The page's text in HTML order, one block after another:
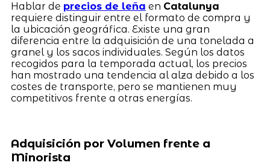
Hablar de precios de leña en Catalunya
requiere distinguir entre el formato de compra y
la ubicación geográfica. Existe una gran
diferencia entre la adquisición de una tonelada a
granel y los sacos individuales. Según los datos
recogidos para la temporada actual, los precios
han mostrado una tendencia al alza debido a los
costes de transporte, pero se mantienen muy
competitivos frente a otras energías.
Adquisición por Volumen frente a
Minorista